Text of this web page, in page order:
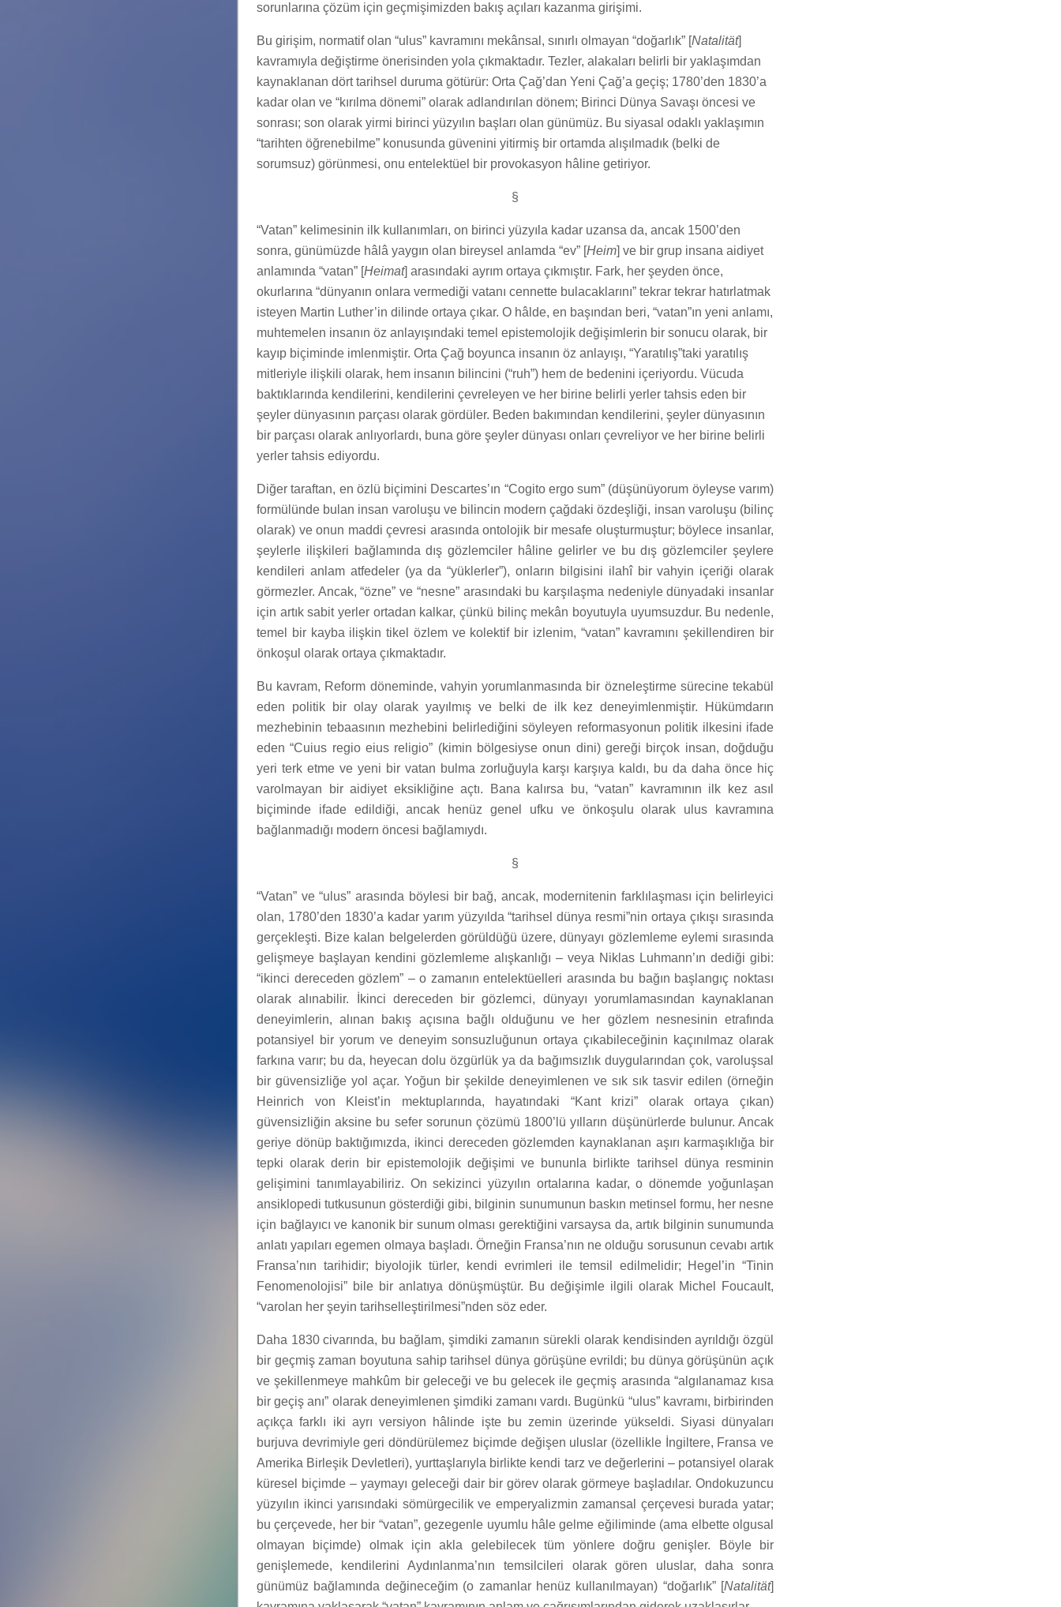
sorunlarına çözüm için geçmişimizden bakış açıları kazanma girişimi.
Bu girişim, normatif olan “ulus” kavramını mekânsal, sınırlı olmayan “doğarlık” [Natalität]
kavramıyla değiştirme önerisinden yola çıkmaktadır. Tezler, alakaları belirli bir yaklaşımdan
kaynaklanan dört tarihsel duruma götürür: Orta Çağ’dan Yeni Çağ’a geçiş; 1780’den 1830’a
kadar olan ve “kırılma dönemi” olarak adlandırılan dönem; Birinci Dünya Savaşı öncesi ve
sonrası; son olarak yirmi birinci yüzyılın başları olan günümüz. Bu siyasal odaklı yaklaşımın
“tarihten öğrenebilme” konusunda güvenini yitirmiş bir ortamda alışılmadık (belki de
sorumsuz) görünmesi, onu entelektüel bir provokasyon hâline getiriyor.
§
“Vatan” kelimesinin ilk kullanımları, on birinci yüzyıla kadar uzansa da, ancak 1500’den
sonra, günümüzde hâlâ yaygın olan bireysel anlamda “ev” [Heim] ve bir grup insana aidiyet
anlamında “vatan” [Heimat] arasındaki ayrım ortaya çıkmıştır. Fark, her şeyden önce,
okurlarına “dünyanın onlara vermediği vatanı cennette bulacaklarını” tekrar tekrar hatırlatmak
isteyen Martin Luther’in dilinde ortaya çıkar. O hâlde, en başından beri, “vatan”ın yeni anlamı,
muhtemelen insanın öz anlayışındaki temel epistemolojik değişimlerin bir sonucu olarak, bir
kayıp biçiminde imlenmiştir. Orta Çağ boyunca insanın öz anlayışı, “Yaratılış”taki yaratılış
mitleriyle ilişkili olarak, hem insanın bilincini (“ruh”) hem de bedenini içeriyordu. Vücuda
baktıklarında kendilerini, kendilerini çevreleyen ve her birine belirli yerler tahsis eden bir
şeyler dünyasının parçası olarak gördüler. Beden bakımından kendilerini, şeyler dünyasının
bir parçası olarak anlıyorlardı, buna göre şeyler dünyası onları çevreliyor ve her birine belirli
yerler tahsis ediyordu.
Diğer taraftan, en özlü biçimini Descartes’ın “Cogito ergo sum” (düşünüyorum öyleyse varım)
formülünde bulan insan varoluşu ve bilincin modern çağdaki özdeşliği, insan varoluşu (bilinç
olarak) ve onun maddi çevresi arasında ontolojik bir mesafe oluşturmuştur; böylece insanlar,
şeylerle ilişkileri bağlamında dış gözlemciler hâline gelirler ve bu dış gözlemciler şeylere
kendileri anlam atfedeler (ya da “yüklerler”), onların bilgisini ilahî bir vahyin içeriği olarak
görmezler. Ancak, “özne” ve “nesne” arasındaki bu karşılaşma nedeniyle dünyadaki insanlar
için artık sabit yerler ortadan kalkar, çünkü bilinç mekân boyutuyla uyumsuzdur. Bu nedenle,
temel bir kayba ilişkin tikel özlem ve kolektif bir izlenim, “vatan” kavramını şekillendiren bir
önkoşul olarak ortaya çıkmaktadır.
Bu kavram, Reform döneminde, vahyin yorumlanmasında bir özneleştirme sürecine tekabül
eden politik bir olay olarak yayılmış ve belki de ilk kez deneyimlenmiştir. Hükümdarın
mezhebinin tebaasının mezhebini belirlediğini söyleyen reformasyonun politik ilkesini ifade
eden “Cuius regio eius religio” (kimin bölgesiyse onun dini) gereği birçok insan, doğduğu
yeri terk etme ve yeni bir vatan bulma zorluğuyla karşı karşıya kaldı, bu da daha önce hiç
varolmayan bir aidiyet eksikliğine açtı. Bana kalırsa bu, “vatan” kavramının ilk kez asıl
biçiminde ifade edildiği, ancak henüz genel ufku ve önkoşulu olarak ulus kavramına
bağlanmadığı modern öncesi bağlamıydı.
§
“Vatan” ve “ulus” arasında böylesi bir bağ, ancak, modernitenin farklılaşması için belirleyici
olan, 1780’den 1830’a kadar yarım yüzyılda “tarihsel dünya resmi”nin ortaya çıkışı sırasında
gerçekleşti. Bize kalan belgelerden görüldüğü üzere, dünyayı gözlemleme eylemi sırasında
gelişmeye başlayan kendini gözlemleme alışkanlığı – veya Niklas Luhmann’ın dediği gibi:
“ikinci dereceden gözlem” – o zamanın entelektüelleri arasında bu bağın başlangıç ​​noktası
olarak alınabilir. İkinci dereceden bir gözlemci, dünyayı yorumlamasından kaynaklanan
deneyimlerin, alınan bakış açısına bağlı olduğunu ve her gözlem nesnesinin etrafında
potansiyel bir yorum ve deneyim sonsuzluğunun ortaya çıkabileceğinin kaçınılmaz olarak
farkına varır; bu da, heyecan dolu özgürlük ya da bağımsızlık duygularından çok, varoluşsal
bir güvensizliğe yol açar. Yoğun bir şekilde deneyimlenen ve sık sık tasvir edilen (örneğin
Heinrich von Kleist’in mektuplarında, hayatındaki “Kant krizi” olarak ortaya çıkan)
güvensizliğin aksine bu sefer sorunun çözümü 1800’lü yılların düşünürlerde bulunur. Ancak
geriye dönüp baktığımızda, ikinci dereceden gözlemden kaynaklanan aşırı karmaşıklığa bir
tepki olarak derin bir epistemolojik değişimi ve bununla birlikte tarihsel dünya resminin
gelişimini tanımlayabiliriz. On sekizinci yüzyılın ortalarına kadar, o dönemde yoğunlaşan
ansiklopedi tutkusunun gösterdiği gibi, bilginin sunumunun baskın metinsel formu, her nesne
için bağlayıcı ve kanonik bir sunum olması gerektiğini varsaysa da, artık bilginin sunumunda
anlatı yapıları egemen olmaya başladı. Örneğin Fransa’nın ne olduğu sorusunun cevabı artık
Fransa’nın tarihidir; biyolojik türler, kendi evrimleri ile temsil edilmelidir; Hegel’in “Tinin
Fenomenolojisi” bile bir anlatıya dönüşmüştür. Bu değişimle ilgili olarak Michel Foucault,
“varolan her şeyin tarihselleştirilmesi”nden söz eder.
Daha 1830 civarında, bu bağlam, şimdiki zamanın sürekli olarak kendisinden ayrıldığı özgül
bir geçmiş zaman boyutuna sahip tarihsel dünya görüşüne evrildi; bu dünya görüşünün açık
ve şekillenmeye mahkûm bir geleceği ve bu gelecek ile geçmiş arasında “algılanamaz kısa
bir geçiş anı” olarak deneyimlenen şimdiki zamanı vardı. Bugünkü “ulus” kavramı, birbirinden
açıkça farklı iki ayrı versiyon hâlinde işte bu zemin üzerinde yükseldi. Siyasi dünyaları
burjuva devrimiyle geri döndürülemez biçimde değişen uluslar (özellikle İngiltere, Fransa ve
Amerika Birleşik Devletleri), yurttaşlarıyla birlikte kendi tarz ve değerlerini – potansiyel olarak
küresel biçimde – yaymayı geleceği dair bir görev olarak görmeye başladılar. Ondokuzuncu
yüzyılın ikinci yarısındaki sömürgecilik ve emperyalizmin zamansal çerçevesi burada yatar;
bu çerçevede, her bir “vatan”, gezegenle uyumlu hâle gelme eğiliminde (ama elbette olgusal
olmayan biçimde) olmak için akla gelebilecek tüm yönlere doğru genişler. Böyle bir
genişlemede, kendilerini Aydınlanma’nın temsilcileri olarak gören uluslar, daha sonra
günümüz bağlamında değineceğim (o zamanlar henüz kullanılmayan) “doğarlık” [Natalität]